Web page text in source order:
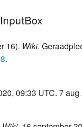
16). Wiki.
.
09:33 UTC. 7